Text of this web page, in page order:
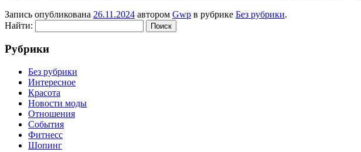
Запись опубликована 26.11.2024 автором Gwp в рубрике Без рубрики.
Найти:
Рубрики
Без рубрики
Интересное
Красота
Новости моды
Отношения
События
Фитнесс
Шопинг